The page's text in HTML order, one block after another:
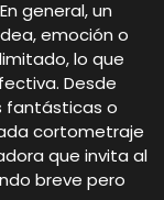
general, un
emoción o
lo que
Desde
fantásticas o
cortometraje
que invita al
breve pero